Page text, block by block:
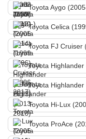
Toyota Aygo
Toyota Celica
Toyota FJ Cruiser
Toyota
Toyota
Toyota Hi-Lux
Toyota ProAce